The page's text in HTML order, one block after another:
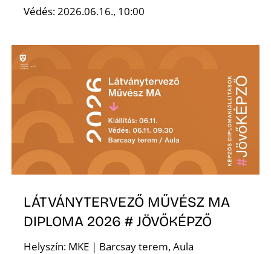
Védés: 2026.06.16., 10:00
LÁTVÁNYTERVEZŐ MŰVÉSZ MA
DIPLOMA 2026 # JÖVŐKÉPZŐ
Helyszín: MKE | Barcsay terem, Aula